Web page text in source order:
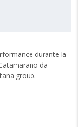
durante la
da
group.